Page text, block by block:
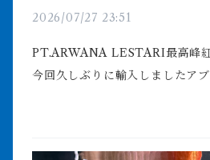
2026/07/27 23:51
PT.ARWANA LESTARI最高峰
今回久しぶりに輸入しましたア
０匹輸入しまして４匹売約にな